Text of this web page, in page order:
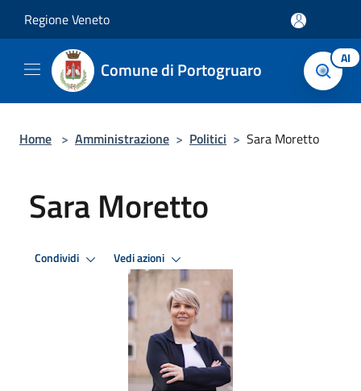
Regione Veneto
Comune di Portogruaro AI
Home > Amministrazione > Politici > Sara Moretto
Sara Moretto
Condividi Vedi azioni